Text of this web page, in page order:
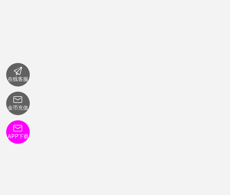

在线客服

金币充值

APP下载